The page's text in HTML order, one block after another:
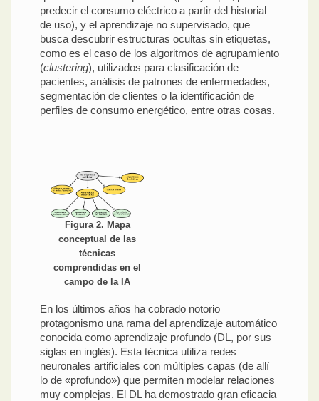
predecir el consumo eléctrico a partir del historial
de uso), y el aprendizaje no supervisado, que
busca descubrir estructuras ocultas sin etiquetas,
como es el caso de los algoritmos de agrupamiento
(clustering), utilizados para clasificación de
pacientes, análisis de patrones de enfermedades,
segmentación de clientes o la identificación de
perfiles de consumo energético, entre otras cosas.
Figura 2. Mapa
conceptual de las
técnicas
comprendidas en el
campo de la IA
En los últimos años ha cobrado notorio
protagonismo una rama del aprendizaje automático
conocida como aprendizaje profundo (DL, por sus
siglas en inglés). Esta técnica utiliza redes
neuronales artificiales con múltiples capas (de allí
lo de «profundo») que permiten modelar relaciones
muy complejas. El DL ha demostrado gran eficacia